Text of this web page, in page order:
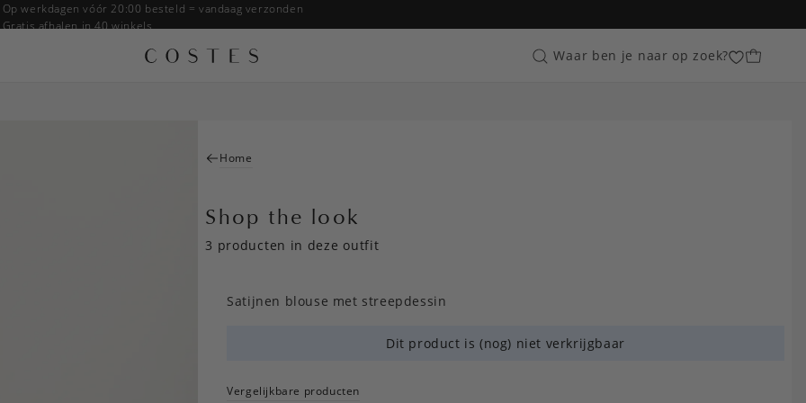
Op werkdagen vóór 20:00 besteld = vandaag verzonden
Gratis afhalen in 40 winkels
Betaal zoals jij wilt: o.a. Bancontact, Riverty, Apple pay & creditcard
Customer Care
Waar ben je naar op zoek?
Home
Shop the look
3 producten in deze outfit
Satijnen blouse met streepdessin
Dit product is (nog) niet verkrijgbaar
Vergelijkbare producten